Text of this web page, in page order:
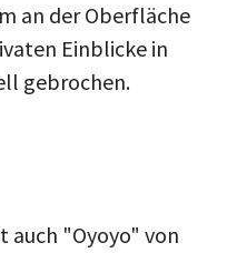
an der Oberfläche
Einblicke in
gebrochen.
"Oyoyo" von